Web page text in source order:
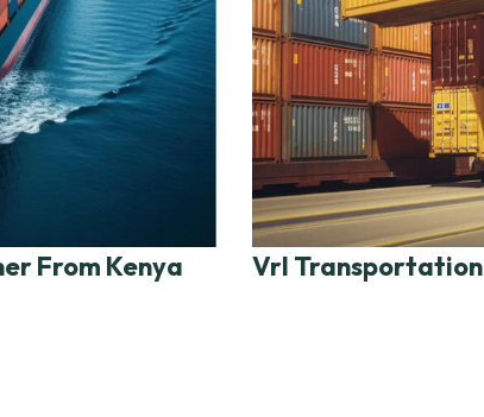
From Kenya
Vrl Transportation